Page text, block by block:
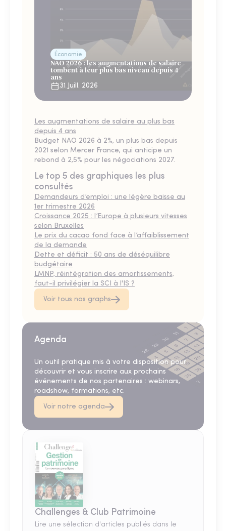
Économie
NAO 2026 : les augmentations de salaire
tombent à leur plus bas niveau depuis 4
ans
31 Juill. 2026
Les augmentations de salaire au plus bas
depuis 4 ans
Budget NAO 2026 à 2%, un plus bas depuis
2021 selon Mercer France, qui anticipe un
rebond à 2,5% pour les négociations 2027.
Le top 5 des graphiques les plus
consultés
Demandeurs d’emploi : une légère baisse au
1er trimestre 2026
Croissance 2025 : l’Europe à plusieurs vitesses
selon Bruxelles
Le prix du cacao fond face à l’affaiblissement
de la demande
Dette et déficit : 50 ans de déséquilibre
budgétaire
LMNP, réintégration des amortissements,
faut-il privilégier la SCI à l'IS ?
Voir tous nos graphs
Agenda
Un outil pratique mis à votre disposition pour
découvrir et vous inscrire aux prochains
événements de nos partenaires : webinars,
roadshow, formations, etc.
Voir notre agenda
Challenges & Club Patrimoine
Lire une sélection d'articles publiés dans le